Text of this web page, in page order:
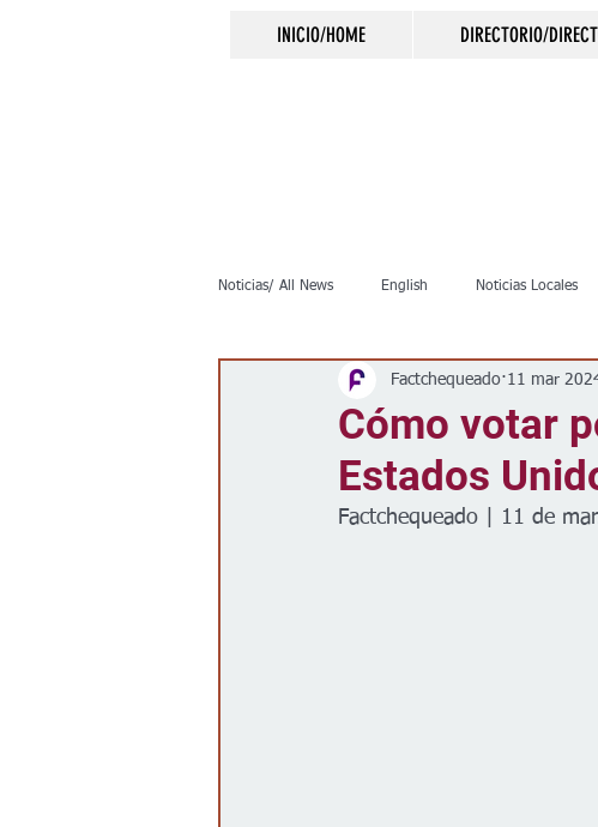
INICIO/HOME DIRECTORIO/
Noticias/ All News English Noticias Locales
Crimen Negocios
Clima Vivienda
Cómo votar
Estados
Factchequeado 11 mar
Factchequeado | 11 de